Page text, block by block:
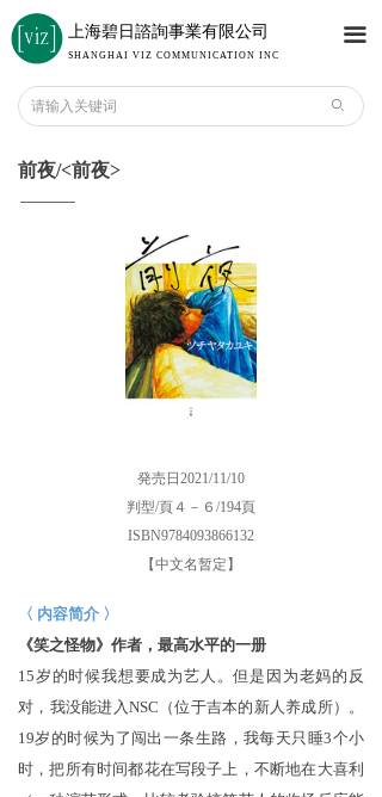
上海碧日諮詢事業有限公司
SHANGHAI VIZ COMMUNICATION INC
끀
ꄙ
前夜/<前夜>
〈 内容简介 〉
《笑之怪物》作者，最高水平的一册
15岁的时候我想要成为艺人。但是因为老妈的反
对，我没能进入NSC（位于吉本的新人养成所）。
19岁的时候为了闯出一条生路，我每天只睡3个小
时，把所有时间都花在写段子上，不断地在大喜利
発売日2021/11/10
判型/頁４－６/194頁
ISBN9784093866132
【中文名暂定】